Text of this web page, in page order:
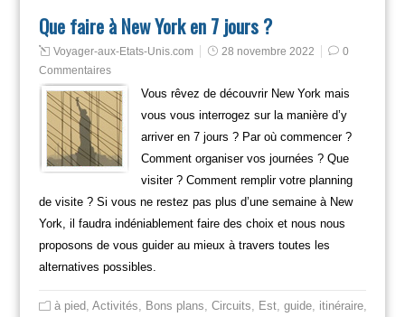
Que faire à New York en 7 jours ?
Voyager-aux-Etats-Unis.com 28 novembre 2022
0
Commentaires
Vous rêvez de découvrir New York mais
vous vous interrogez sur la manière d’y
arriver en 7 jours ? Par où commencer ?
Comment organiser vos journées ? Que
visiter ? Comment remplir votre planning
de visite ? Si vous ne restez pas plus d’une semaine à New
York, il faudra indéniablement faire des choix et nous nous
proposons de vous guider au mieux à travers toutes les
alternatives possibles.
à pied Activités Bons plans Circuits Est, guide, itinéraire,